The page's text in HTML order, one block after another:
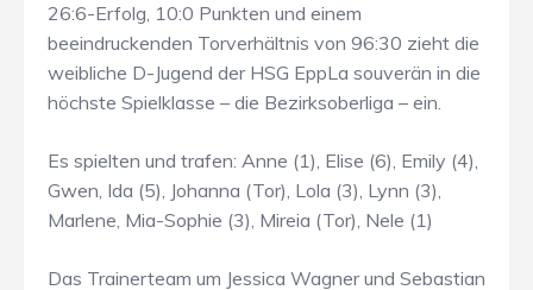
26:6-Erfolg, 10:0 Punkten und einem
beeindruckenden Torverhältnis von 96:30 zieht die
weibliche D-Jugend der HSG EppLa souverän in die
höchste Spielklasse – die Bezirksoberliga – ein.
Es spielten und trafen: Anne (1), Elise (6), Emily (4),
Gwen, Ida (5), Johanna (Tor), Lola (3), Lynn (3),
Marlene, Mia-Sophie (3), Mireia (Tor), Nele (1)
Das Trainerteam um Jessica Wagner und Sebastian